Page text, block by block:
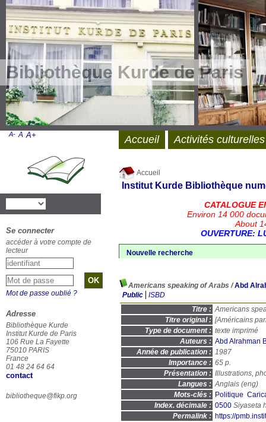
Bibliothèque Kurde de Paris
Accueil
Institut Kurde Bibliothèque
CATALOGUE
Environ 14 000
About
OUVERTURE:
Nouvelle recherche
Americans speaking of Arabs /Abd
Public
ISBD
Titre : Americans
Titre original : [Américains
Type de document : texte imprimé
Auteurs : Abd Alrahman
Année de publication : 1987
Importance : 65 p.
Présentation : Illustrations,
Langues : Anglais (eng)
Mots-clés : Politique
Index. décimale : 0500
Permalink : https://
Accueil Activités culturelles
A- A A+
Se connecter
accéder à votre compte de
lecteur
Mot de passe oublié ?
Adresse
Bibliothèque Kurde
Institut Kurde de Paris
106 Rue La Fayette
75010 PARIS
France
01 48 24 64 64
contact
bibliotheque@fikp.org